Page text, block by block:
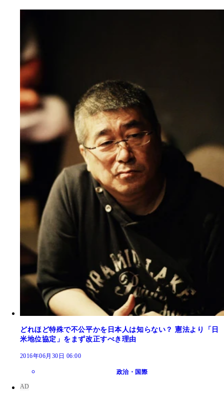
どれほど特殊で不公平かを日本人は知らない？ 憲法より「日
米地位協定」をまず改正すべき理由
2016年06月30日 06:00
政治・国際